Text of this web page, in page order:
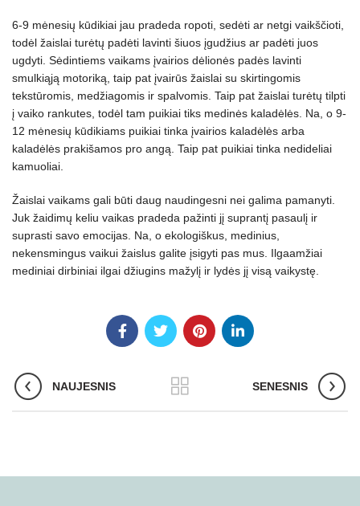
6-9 mėnesių kūdikiai jau pradeda ropoti, sedėti ar netgi vaikščioti,
todėl žaislai turėtų padėti lavinti šiuos įgudžius ar padėti juos
ugdyti. Sėdintiems vaikams įvairios dėlionės padės lavinti
smulkiąją motoriką, taip pat įvairūs žaislai su skirtingomis
tekstūromis, medžiagomis ir spalvomis. Taip pat žaislai turėtų tilpti
į vaiko rankutes, todėl tam puikiai tiks medinės kaladėlės. Na, o 9-
12 mėnesių kūdikiams puikiai tinka įvairios kaladėlės arba
kaladėlės prakišamos pro angą. Taip pat puikiai tinka nedideliai
kamuoliai.
Žaislai vaikams gali būti daug naudingesni nei galima pamanyti.
Juk žaidimų keliu vaikas pradeda pažinti jį suprantį pasaulį ir
suprasti savo emocijas. Na, o ekologiškus, medinius,
nekensmingus vaikui žaislus galite įsigyti pas mus. Ilgaamžiai
mediniai dirbiniai ilgai džiugins mažylį ir lydės jį visą vaikystę.
NAUJESNIS SENESNIS